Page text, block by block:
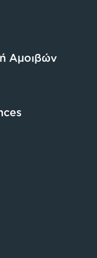
Αμοιβών